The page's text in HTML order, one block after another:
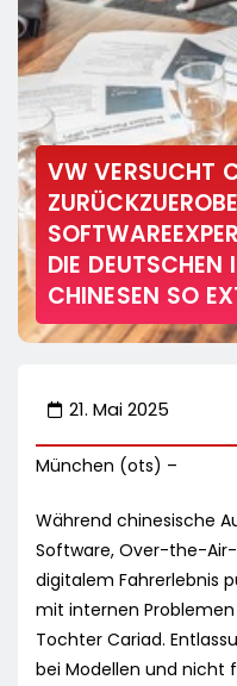
VW VERSUCHT
DIE DEUTSCHEN
CHINESEN SO
21. Mai 2025
München (ots) –
Während chinesische
Software, Over-the-
digitalem Fahrerlebnis
mit internen
Tochter Cariad.
bei Modellen und nicht